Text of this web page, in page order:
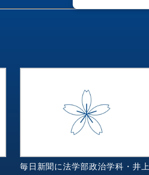
毎日新聞に法学部政治学科・井上